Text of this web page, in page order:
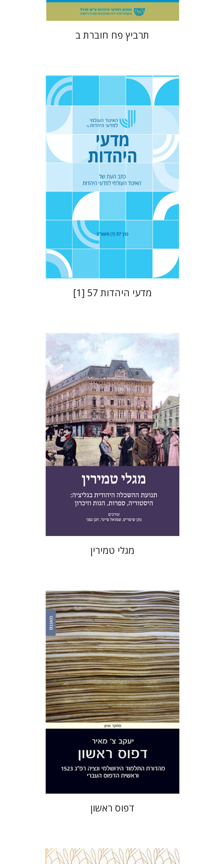
תרביץ פח חוברת ב
יעקב דויטש איתמר גרינולד
הנחת אתר ספר מודפס
$23
$21
מדעי היהדות 57 [1]
חנן גפני שמואל פיינר
נתן
שיפריס
הנחת אתר ספר מודפס
$46
$41
מגלי טמירין
יעקב צ' מאיר
הנחת אתר ספר מודפס
$35
$32
דפוס ראשון